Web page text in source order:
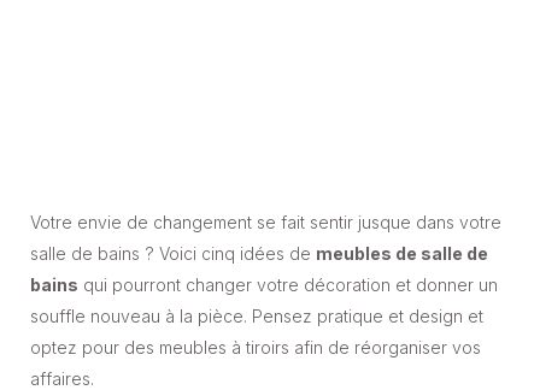
Votre envie de changement se fait sentir jusque dans votre
salle de bains ? Voici cinq idées de meubles de salle de
bains qui pourront changer votre décoration et donner un
souffle nouveau à la pièce. Pensez pratique et design et
optez pour des meubles à tiroirs afin de réorganiser vos
affaires.